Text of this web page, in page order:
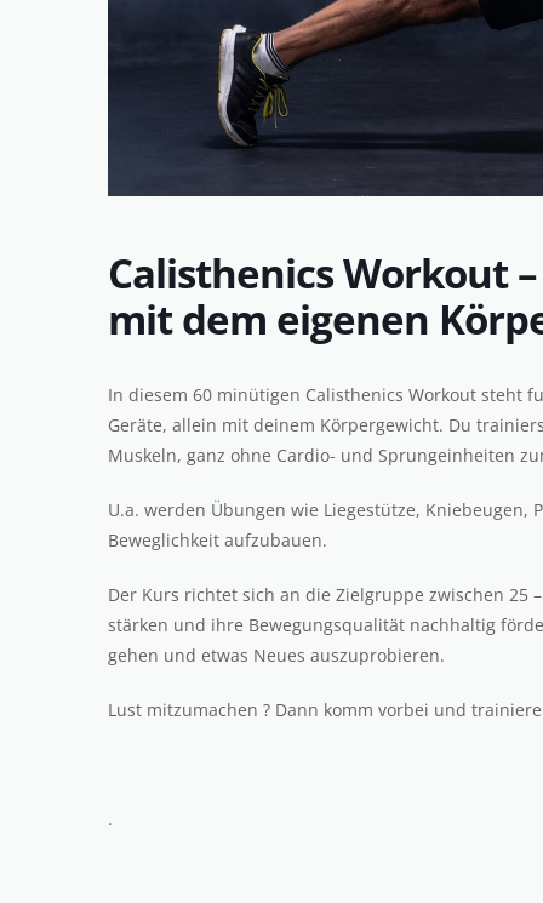
Calisthenics Workout
mit dem eigenen
In diesem 60 minütigen Calisthenics Workout steht
Geräte, allein mit deinem Körpergewicht. Du
Muskeln, ganz ohne Cardio- und Sprungeinheiten
U.a. werden Übungen wie Liegestütze,
Beweglichkeit aufzubauen.
Der Kurs richtet sich an die Zielgruppe zwischen 25
stärken und ihre Bewegungsqualität nachhaltig
gehen und etwas Neues auszuprobieren.
Lust mitzumachen ? Dann komm vorbei und
.